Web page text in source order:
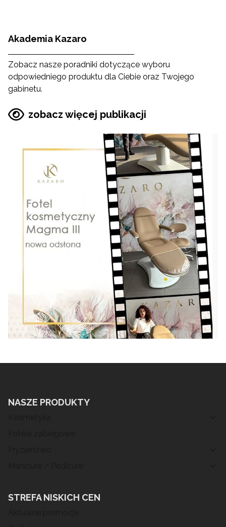
Akademia Kazaro
Zobacz nasze poradniki dotyczące wyboru
odpowiedniego produktu dla Ciebie oraz Twojego
gabinetu.
zobacz więcej publikacji
NASZE PRODUKTY
STREFA NISKICH CEN